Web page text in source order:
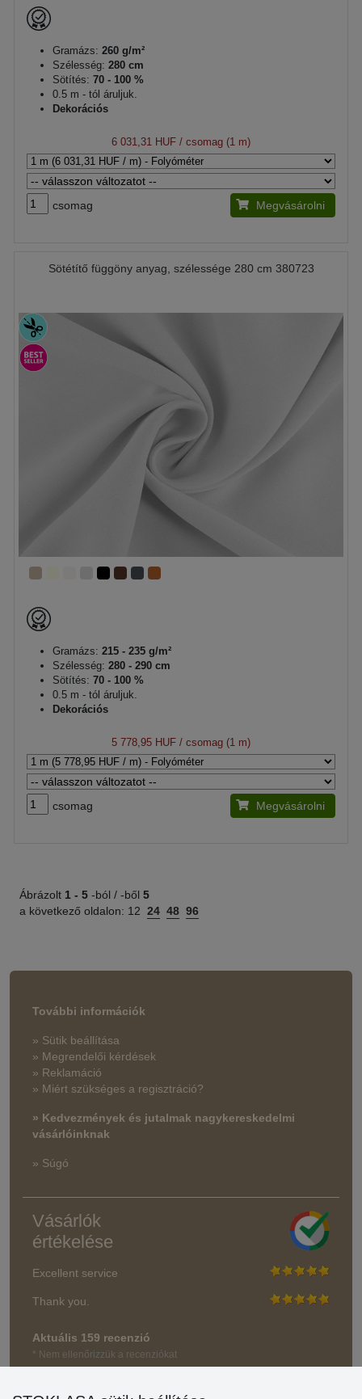
Gramázs: 260 g/m²
Szélesség: 280 cm
Sötítés: 70 - 100 %
0.5 m - tól áruljuk.
Dekorációs
6 031,31 HUF / csomag (1 m)
csomag Megvásárolni
Sötétítő függöny anyag, szélessége 280 cm 380723
Gramázs: 215 - 235 g/m²
Szélesség: 280 - 290 cm
Sötítés: 70 - 100 %
0.5 m - tól áruljuk.
Dekorációs
5 778,95 HUF / csomag (1 m)
csomag Megvásárolni
Ábrázolt 1 - 5 -ból / -ből 5
a következő oldalon: 12 24 48 96
További információk
» Sütik beállítása
» Megrendelői kérdések
» Reklamáció
» Miért szükséges a regisztráció?
» Kedvezmények és jutalmak nagykereskedelmi
vásárlóinknak
» Súgó
Vásárlók
értékelése
Excellent service
Thank you.
Aktuális 159 recenzió
* Nem ellenőrizzük a recenziókat